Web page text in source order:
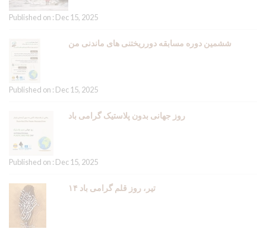
Published on : Dec 15, 2025
ششمین دوره مسابقه دورریختنی های ماندنی من
Published on : Dec 15, 2025
روز جهانی بدون پلاستیک گرامی باد
Published on : Dec 15, 2025
۱۴ تیر، روز قلم گرامی باد